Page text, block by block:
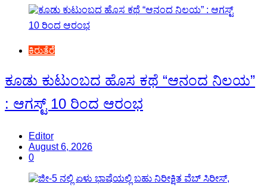
ಕಿರುತೆರೆ
ಕೂಡು ಕುಟುಂಬದ ಹೊಸ ಕಥೆ “ಆನಂದ ನಿಲಯ”
: ಆಗಸ್ಟ್ 10 ರಿಂದ ಆರಂಭ
Editor
August 6, 2026
0